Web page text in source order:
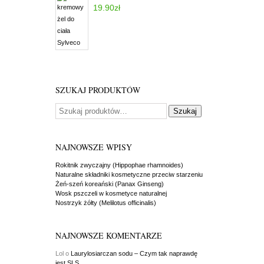
19.90zł
SZUKAJ PRODUKTÓW
Szukaj
NAJNOWSZE WPISY
Rokitnik zwyczajny (Hippophae rhamnoides)
Naturalne składniki kosmetyczne przeciw starzeniu
Żeń-szeń koreański (Panax Ginseng)
Wosk pszczeli w kosmetyce naturalnej
Nostrzyk żółty (Melilotus officinalis)
NAJNOWSZE KOMENTARZE
Lol o Laurylosiarczan sodu – Czym tak naprawdę
jest SLS